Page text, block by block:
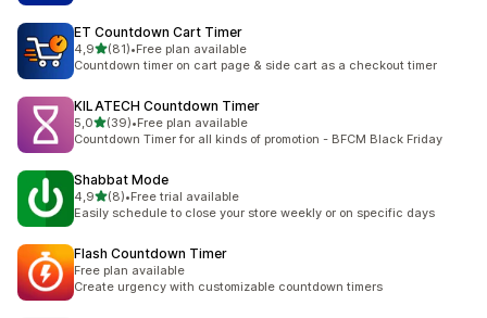
ET Countdown Cart Timer
4,9de 5 estrelas
(81)
81 total de avaliações
•Free plan available
Countdown timer on cart page & side cart as a checkout timer
KILATECH Countdown Timer
5,0de 5 estrelas
(39)
39 total de avaliações
•Free plan available
Countdown Timer for all kinds of promotion - BFCM Black Friday
Shabbat Mode
4,9de 5 estrelas
(8)
8 total de avaliações
•Free trial available
Easily schedule to close your store weekly or on specific days
Flash Countdown Timer
Free plan available
Create urgency with customizable countdown timers